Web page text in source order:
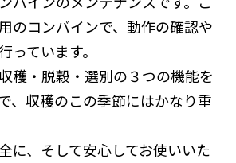
のコンバインで、動作の確認や
っています。
穫・脱穀・選別の３つの機能を
、収穫のこの季節にはかなり重
に、そして安心してお使いいた